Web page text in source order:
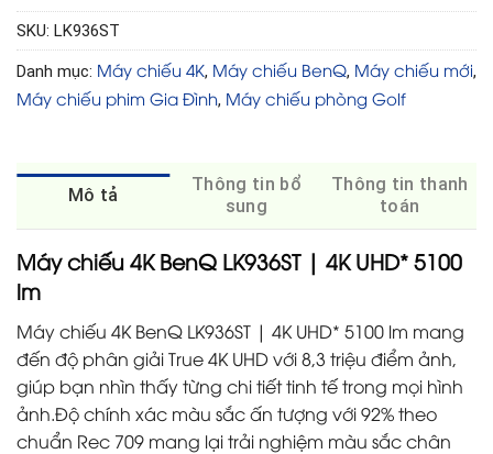
SKU: LK936ST
Danh mục: Máy chiếu 4K, Máy chiếu BenQ, Máy chiếu mới,
Máy chiếu phim Gia Đình, Máy chiếu phòng Golf
Mô tả
Thông tin bổ
sung
Thông tin thanh
toán
Máy chiếu 4K BenQ LK936ST | 4K UHD* 5100
lm
Máy chiếu 4K BenQ LK936ST | 4K UHD* 5100 lm mang
đến độ phân giải True 4K UHD với 8,3 triệu điểm ảnh,
giúp bạn nhìn thấy từng chi tiết tinh tế trong mọi hình
ảnh.Độ chính xác màu sắc ấn tượng với 92% theo
chuẩn Rec 709 mang lại trải nghiệm màu sắc chân